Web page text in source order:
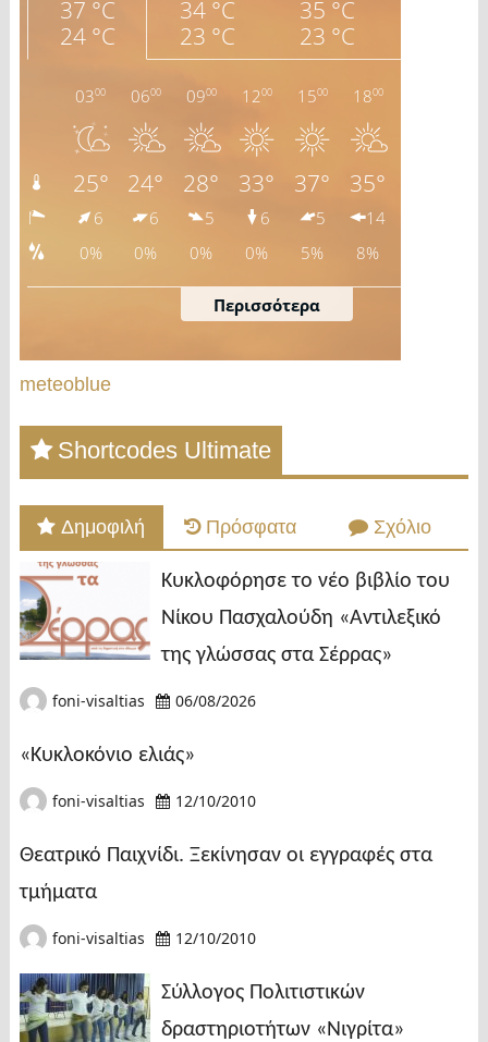
meteoblue
Shortcodes Ultimate
Δημοφιλή Πρόσφατα Σχόλιο
Κυκλοφόρησε το νέο βιβλίο του
Νίκου Πασχαλούδη «Αντιλεξικό
της γλώσσας στα Σέρρας»
foni-visaltias 06/08/2026
«Κυκλοκόνιο ελιάς»
foni-visaltias 12/10/2010
Θεατρικό Παιχνίδι. Ξεκίνησαν οι εγγραφές στα
τμήματα
foni-visaltias 12/10/2010
Σύλλογος Πολιτιστικών
δραστηριοτήτων «Νιγρίτα»